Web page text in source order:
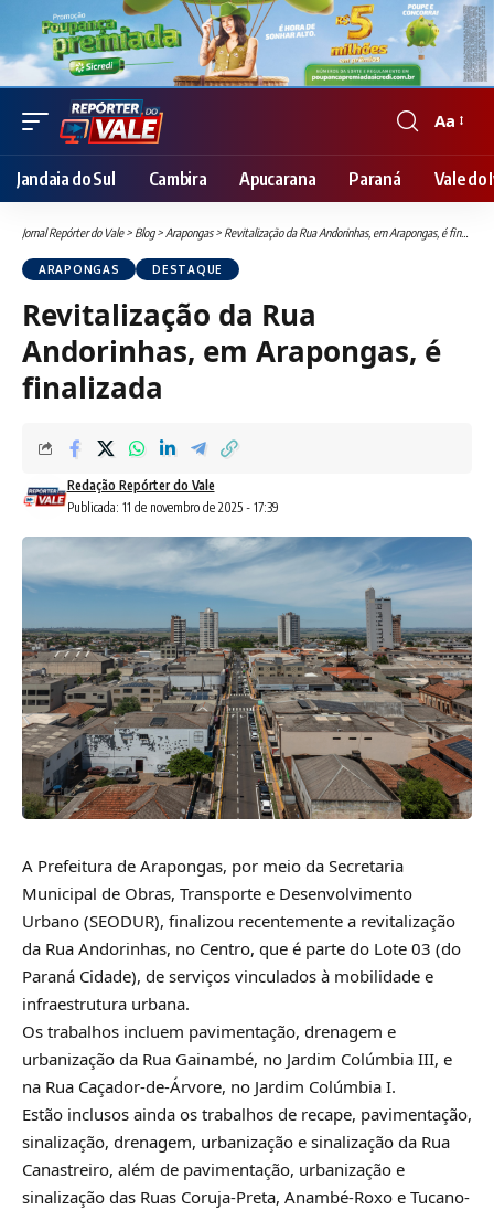
Font
Resizer
Aa
Jandaia do Sul Cambira Apucarana Paraná Vale do
Jornal Repórter do Vale> Blog>Arapongas> Revitalização da Rua Andorinhas, em Arapongas, é finalizada
ARAPONGAS DESTAQUE
Revitalização da Rua
Andorinhas, em Arapongas, é
finalizada
Publicada: 11 de novembro de 2025 - 17:39
Redação Repórter do Vale
A Prefeitura de Arapongas, por meio da Secretaria
Municipal de Obras, Transporte e Desenvolvimento
Urbano (SEODUR), finalizou recentemente a revitalização
da Rua Andorinhas, no Centro, que é parte do Lote 03 (do
Paraná Cidade), de serviços vinculados à mobilidade e
infraestrutura urbana.
Os trabalhos incluem pavimentação, drenagem e
urbanização da Rua Gainambé, no Jardim Colúmbia III, e
na Rua Caçador-de-Árvore, no Jardim Colúmbia I.
Estão inclusos ainda os trabalhos de recape, pavimentação,
sinalização, drenagem, urbanização e sinalização da Rua
Canastreiro, além de pavimentação, urbanização e
sinalização das Ruas Coruja-Preta, Anambé-Roxo e Tucano-